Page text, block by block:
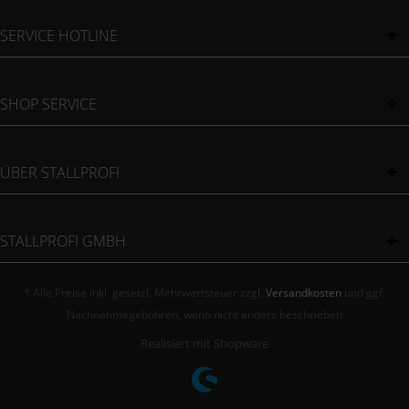
SERVICE HOTLINE
SHOP SERVICE
ÜBER STALLPROFI
STALLPROFI GMBH
* Alle Preise inkl. gesetzl. Mehrwertsteuer zzgl. Versandkosten und ggf.
Nachnahmegebühren, wenn nicht anders beschrieben
Realisiert mit Shopware